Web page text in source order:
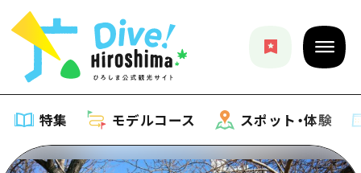
特集 モデルコース スポット・体験